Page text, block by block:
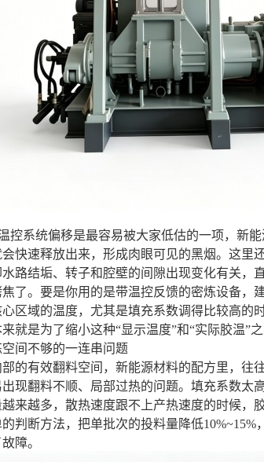
控系统偏移是最容易被大家低估的一项，新
快速释放出来，形成肉眼可见的黑烟。这
路结垢、转子和腔壁的间隙出现变化有关
了。要是你用的是带温控反馈的密炼设备
区域的温度，尤其是填充系数调得比较高
就是为了缩小这种“显示温度”和“实际胶温
间不够的一连串问题
的有效翻料空间，新能源材料的配方里，
现翻料不顺、局部过热的问题。填充系数
来越多，散热速度跟不上产热速度的时候
判断方法，把单批次的投料量降低
障。